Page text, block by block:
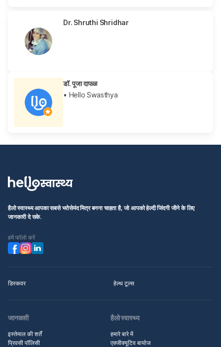
Dr. Shruthi Shridhar
डॉ. पूजा दाफळ
• Hello Swasthya
हैलो स्वास्थ्य आपका सबसे भरोसेमंद मित्र बनना चाहता है, जो आपको हेल्दी जिंदगी जीने के लिए
जानकारी दे सके.
हमें फॉलो करें
डिस्कवर हेल्थ टूल्स
जानकारी
इस्तेमाल की शर्तें
प्रिवसी पॉलिसी
हैलो स्वास्थ्य
हमारे बारे में
एक्जीक्यूटिव बायोज